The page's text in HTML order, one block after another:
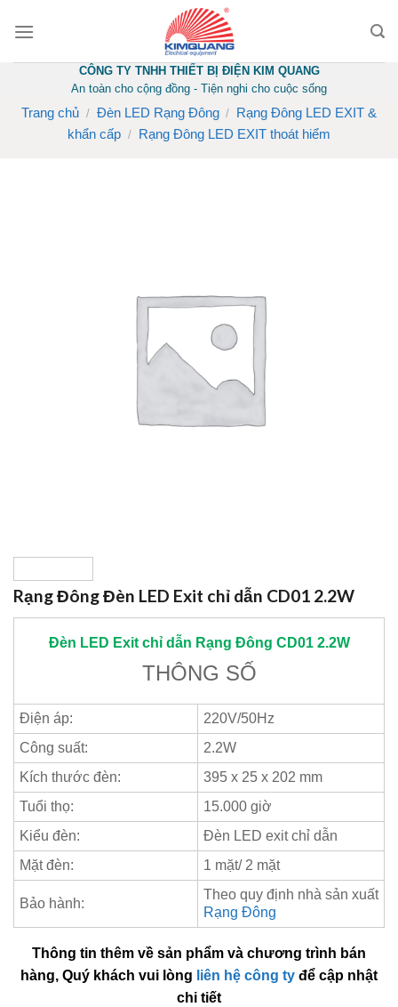
CÔNG TY TNHH THIẾT BỊ ĐIỆN KIM QUANG
An toàn cho cộng đồng - Tiện nghi cho cuộc sống
Trang chủ / Đèn LED Rạng Đông / Rạng Đông LED EXIT &
khẩn cấp / Rạng Đông LED EXIT thoát hiểm
Rạng Đông Đèn LED Exit chỉ dẫn CD01 2.2W
Đèn LED Exit chỉ dẫn Rạng Đông CD01 2.2W
THÔNG SỐ
Điện áp:
220V/50Hz
Công suất:
2.2W
Kích thước đèn:
395 x 25 x 202 mm
Tuổi thọ:
15.000 giờ
Kiểu đèn:
Đèn LED exit chỉ dẫn
Mặt đèn:
1 mặt/ 2 mặt
Bảo hành:
Theo quy định nhà sản xuất
Rạng Đông
Thông tin thêm về sản phẩm và chương trình bán
hàng, Quý khách vui lòng liên hệ công ty để cập nhật
chi tiết